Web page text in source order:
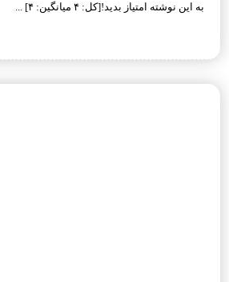
به این نوشته امتیاز بدید![کل: ۴ میانگین: ۴] ...